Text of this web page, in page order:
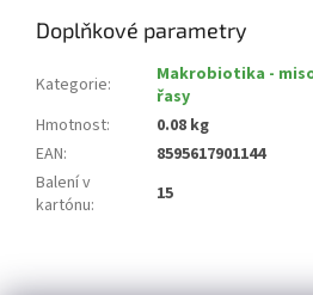
Doplňkové parametry
Kategorie:
Makrobiotika -
řasy
Hmotnost:
0.08 kg
EAN:
8595617901144
Balení v
kartónu: 15